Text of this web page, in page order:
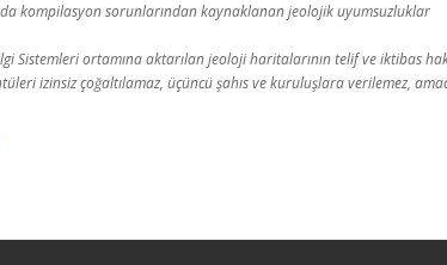
kompilasyon sorunlarından kaynaklanan jeolojik uyumsuzluklar
Sistemleri ortamına aktarılan jeoloji haritalarının telif ve iktibas
izinsiz çoğaltılamaz, üçüncü şahıs ve kuruluşlara verilemez,